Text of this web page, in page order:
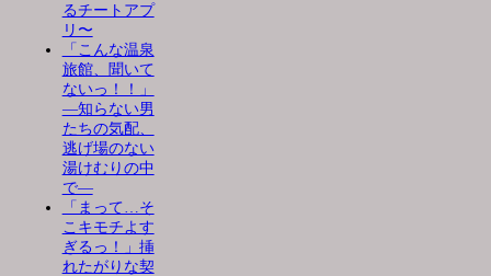
るチートアプ
リ〜
「こんな温泉
旅館、聞いて
ないっ！！」
―知らない男
たちの気配、
逃げ場のない
湯けむりの中
で―
「まって…そ
こキモチよす
ぎるっ！」挿
れたがりな契